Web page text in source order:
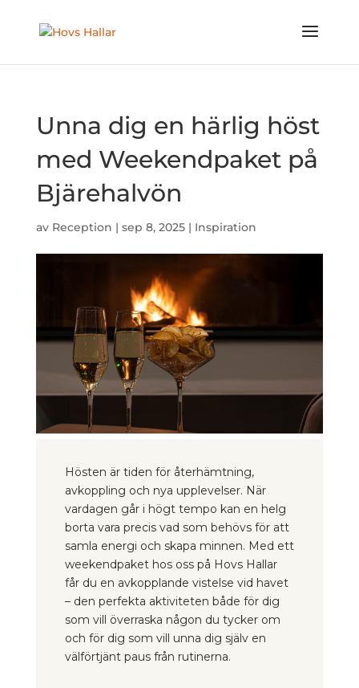
Unna dig en härlig höst
med Weekendpaket på
Bjärehalvön
av Reception | sep 8, 2025| Inspiration
Hösten är tiden för återhämtning,
avkoppling och nya upplevelser. När
vardagen går i högt tempo kan en helg
borta vara precis vad som behövs för att
samla energi och skapa minnen. Med ett
weekendpaket hos oss på Hovs Hallar
får du en avkopplande vistelse vid havet
– den perfekta aktiviteten både för dig
som vill överraska någon du tycker om
och för dig som vill unna dig själv en
välförtjänt paus från rutinerna.